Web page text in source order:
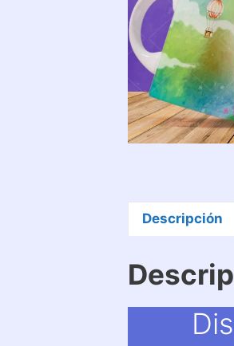
Descripción